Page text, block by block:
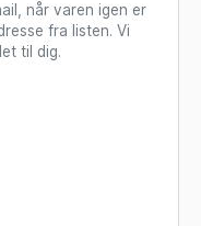
når varen igen er
fra listen. Vi
til dig.